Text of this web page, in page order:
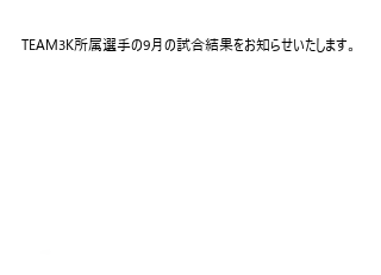
TEAM3K所属選手の9月の試合結果をお知らせいたします。